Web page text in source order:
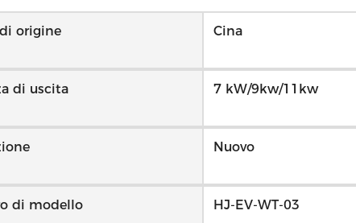
origine Cina
di uscita 7 kW/9kw/11kw
Nuovo
di modello HJ-EV-WT-03